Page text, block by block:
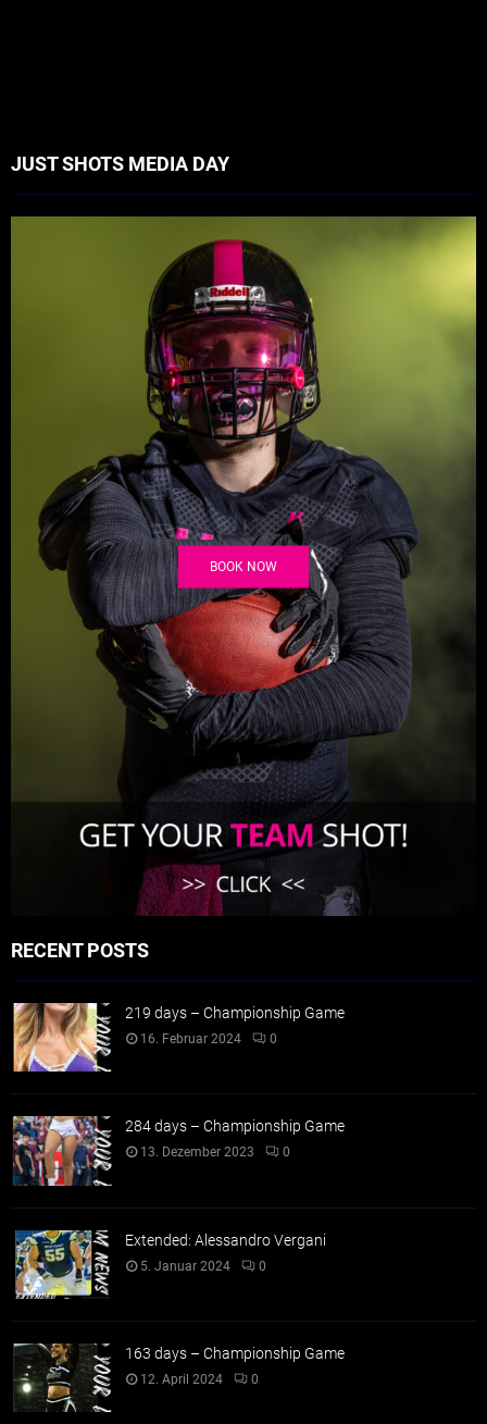
JUST SHOTS MEDIA DAY
BOOK NOW
RECENT POSTS
219 days – Championship Game
16. Februar 2024 0
284 days – Championship Game
13. Dezember 2023 0
Extended: Alessandro Vergani
5. Januar 2024 0
163 days – Championship Game
12. April 2024 0